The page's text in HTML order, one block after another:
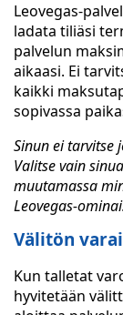
Leovegas-
ladata tiliäsi
palvelun
aikaasi. Ei
kaikki
sopivassa
Sinun ei tarvitse
Valitse vain
muutamassa
Leovegas-
Välitön
Kun talletat
hyvitetään